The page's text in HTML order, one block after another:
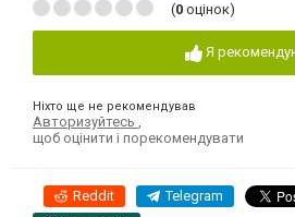
(0 оцінок)
Я
Ніхто ще не рекомендував
Авторизуйтесь
щоб оцінити і порекомендувати
Reddit Telegram